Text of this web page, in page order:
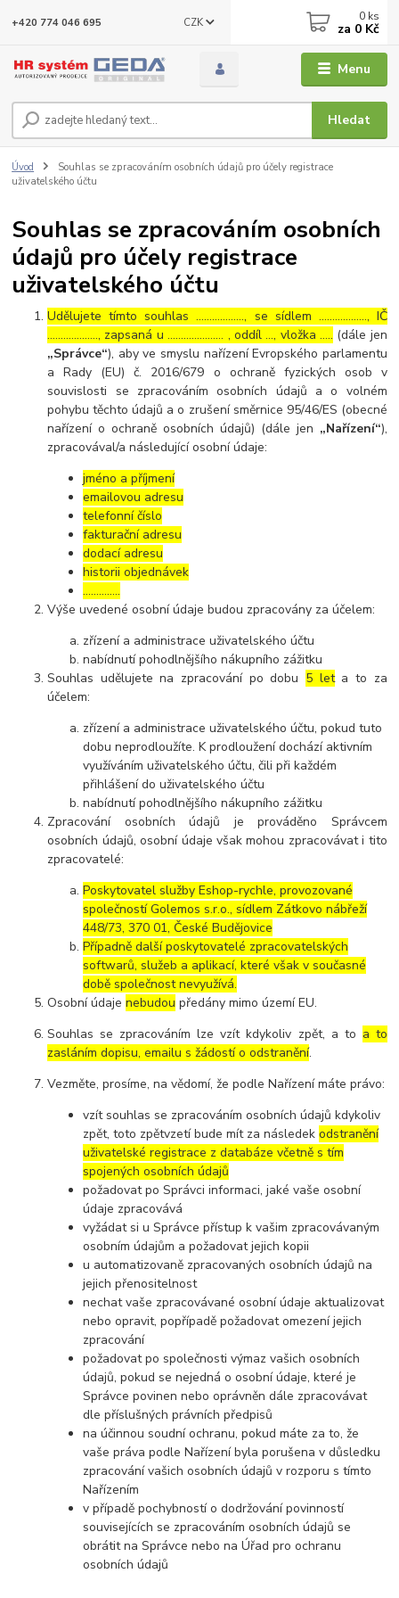
Menu
CZK
Hledat
+420 774 046 695 0 ks
za 0 Kč
Úvod
Souhlas se zpracováním osobních údajů pro účely registrace
uživatelského účtu
Souhlas se zpracováním osobních
údajů pro účely registrace
uživatelského účtu
Udělujete tímto souhlas ……………..., se sídlem ………………, IČ
………………., zapsaná u ………………… , oddíl …, vložka ….. (dále jen
„Správce“), aby ve smyslu nařízení Evropského parlamentu
a Rady (EU) č. 2016/679 o ochraně fyzických osob v
souvislosti se zpracováním osobních údajů a o volném
pohybu těchto údajů a o zrušení směrnice 95/46/ES (obecné
nařízení o ochraně osobních údajů) (dále jen „Nařízení“),
zpracovával/a následující osobní údaje:
jméno a příjmení
emailovou adresu
telefonní číslo
fakturační adresu
dodací adresu
historii objednávek
…………..
Výše uvedené osobní údaje budou zpracovány za účelem:
zřízení a administrace uživatelského účtu
nabídnutí pohodlnějšího nákupního zážitku
Souhlas udělujete na zpracování po dobu 5 leta to za
účelem:
zřízení a administrace uživatelského účtu, pokud tuto
dobu neprodloužíte. K prodloužení dochází aktivním
využíváním uživatelského účtu, čili při každém
přihlášení do uživatelského účtu
nabídnutí pohodlnějšího nákupního zážitku
Zpracování osobních údajů je prováděno Správcem
osobních údajů, osobní údaje však mohou zpracovávat i tito
zpracovatelé:
Poskytovatel služby Eshop-rychle, provozované
společností Golemos s.r.o., sídlem Zátkovo nábřeží
448/73, 370 01, České Budějovice
Případně další poskytovatelé zpracovatelských
softwarů, služeb a aplikací, které však v současné
době společnost nevyužívá.
Osobní údajenebudou předány mimo území EU.
Souhlas se zpracováním lze vzít kdykoliv zpět, a to a to
zasláním dopisu, emailu s žádostí o odstranění.
Vezměte, prosíme, na vědomí, že podle Nařízení máte právo:
vzít souhlas se zpracováním osobních údajů kdykoliv
zpět, toto zpětvzetí bude mít za následekodstranění
uživatelské registrace z databáze včetně s tím
spojených osobních údajů
požadovat po Správci informaci, jaké vaše osobní
údaje zpracovává
vyžádat si u Správce přístup k vašim zpracovávaným
osobním údajům a požadovat jejich kopii
u automatizovaně zpracovaných osobních údajů na
jejich přenositelnost
nechat vaše zpracovávané osobní údaje aktualizovat
nebo opravit, popřípadě požadovat omezení jejich
zpracování
požadovat po společnosti výmaz vašich osobních
údajů, pokud se nejedná o osobní údaje, které je
Správce povinen nebo oprávněn dále zpracovávat
dle příslušných právních předpisů
na účinnou soudní ochranu, pokud máte za to, že
vaše práva podle Nařízení byla porušena v důsledku
zpracování vašich osobních údajů v rozporu s tímto
Nařízením
v případě pochybností o dodržování povinností
souvisejících se zpracováním osobních údajů se
obrátit na Správce nebo na Úřad pro ochranu
osobních údajů